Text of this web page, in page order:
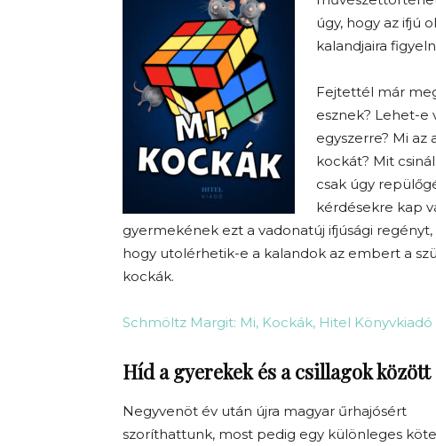
úgy, hogy az ifjú
kalandjaira
Fejtettél már
esznek? Lehet-e
egyszerre? Mi az
kockát? Mit
csak úgy
kérdésekre kap
gyermekének ezt a vadonatúj ifjúsági regényt,
hogy utolérhetik-e a kalandok az embert a
kockák.
Schmöltz Margit: Mi, Kockák, Hitel Könyvkiadó
Híd a gyerekek és a csillagok között
Negyvenöt év után újra magyar űrhajósért
szoríthattunk, most pedig egy különleges